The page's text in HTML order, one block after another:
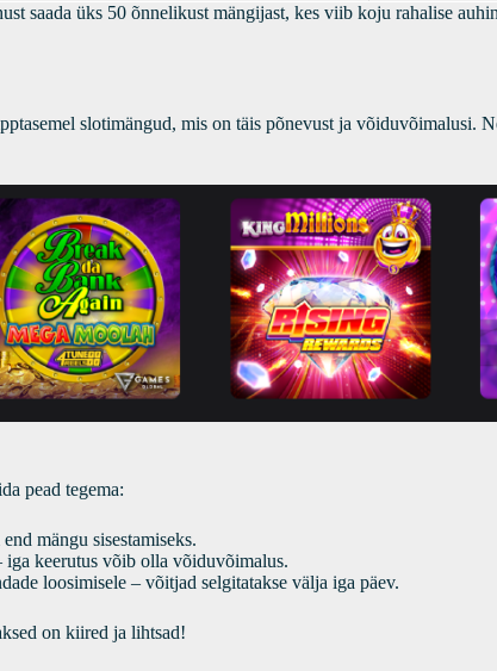
saada üks 50 õnnelikust mängijast, kes viib koju rahalise
slotimängud, mis on täis põnevust ja võiduvõimalusi.
pead tegema:
mängu sisestamiseks.
keerutus võib olla võiduvõimalus.
loosimisele – võitjad selgitatakse välja iga päev.
on kiired ja lihtsad!